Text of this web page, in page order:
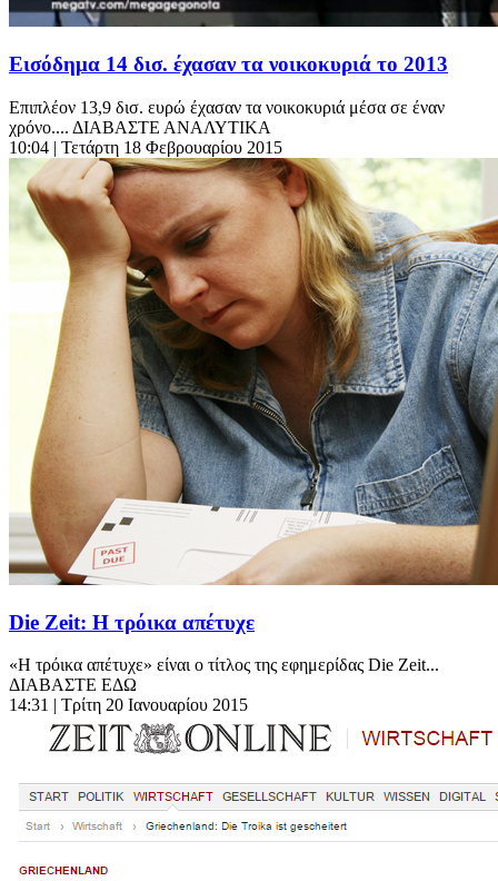
Εισόδημα 14 δισ. έχασαν τα νοικοκυριά το 2013
Επιπλέον 13,9 δισ. ευρώ έχασαν τα νοικοκυριά μέσα σε έναν
χρόνο.... ΔΙΑΒΑΣΤΕ ΑΝΑΛΥΤΙΚΑ
10:04 | Τετάρτη 18 Φεβρουαρίου 2015
Die Zeit: Η τρόικα απέτυχε
«Η τρόικα απέτυχε» είναι ο τίτλος της εφημερίδας Die Zeit...
ΔΙΑΒΑΣΤΕ ΕΔΩ
14:31 | Τρίτη 20 Ιανουαρίου 2015